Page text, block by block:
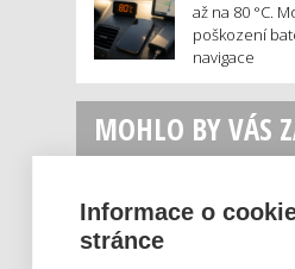
až na 80 °C.
poškození
navigace
MOHLO BY VÁS
Informace o
stránce